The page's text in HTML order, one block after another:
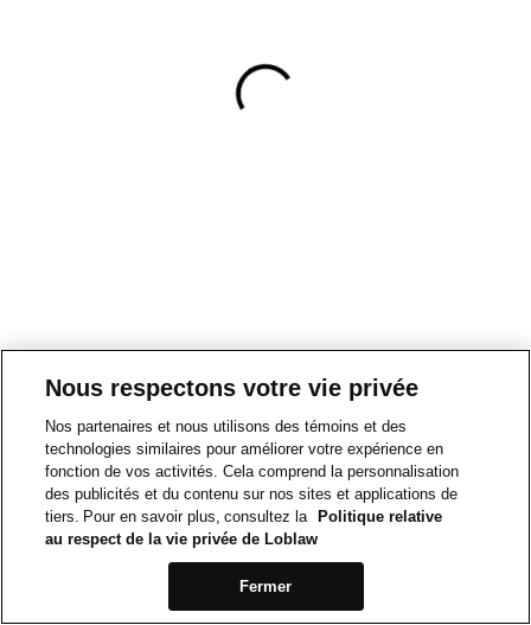
Nous respectons votre vie privée
Nos partenaires et nous utilisons des témoins et des
technologies similaires pour améliorer votre expérience en
fonction de vos activités. Cela comprend la personnalisation
des publicités et du contenu sur nos sites et applications de
tiers. Pour en savoir plus, consultez la
Politique relative
au respect de la vie privée de Loblaw
Fermer